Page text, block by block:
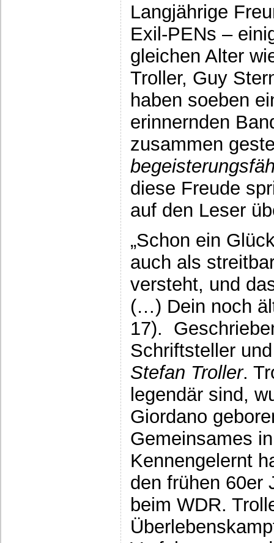
Langjährige
Exil-PENs –
gleichen Alter
Troller, Guy
haben soeben
erinnernden
zusammen
diese Freude
auf den Leser
„Schon ein
auch als
versteht, und
(…) Dein noch
17).
Schriftsteller
Stefan Troller.
legendär sind,
Giordano
Gemeinsames
Kennengelernt
den frühen 60er
beim WDR.